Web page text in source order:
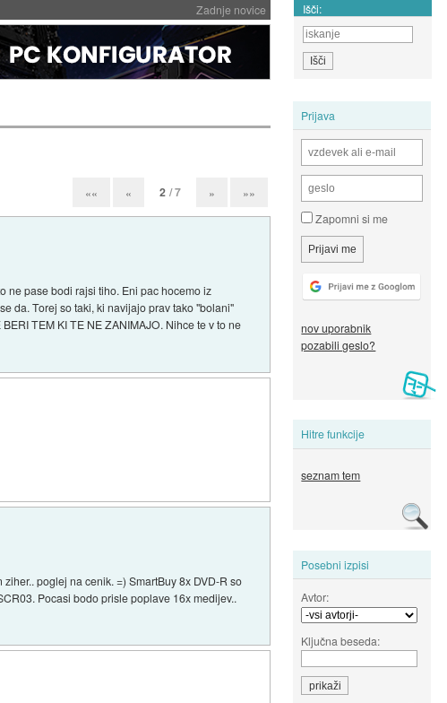
Zadnje novice Išči:
Prijava
Zapomni si me
nov uporabnik
pozabili geslo?
Hitre funkcije
seznam tem
Posebni izpisi
Avtor:
Ključna beseda:
«« « 2 / 7 » »»
ne pase bodi rajsi tiho. Eni pac hocemo iz
da. Torej so taki, ki navijajo prav tako "bolani"
TEM KI TE NE ZANIMAJO. Nihce te v to ne
poglej na cenik. =) SmartBuy 8x DVD-R so
Pocasi bodo prisle poplave 16x medijev..